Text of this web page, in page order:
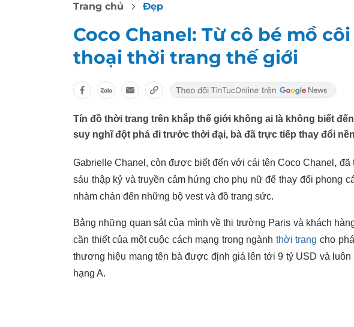
Trang chủ Đẹp
Coco Chanel: Từ cô bé mồ
thoại thời trang thế giới
Tín đồ thời trang trên khắp thế giới không ai là không biết
suy nghĩ đột phá đi trước thời đại, bà đã trực tiếp thay đổi
Gabrielle Chanel, còn được biết đến với cái tên Coco Chanel,
sáu thập kỷ và truyền cảm hứng cho phụ nữ để thay đổi phong
nhàm chán đến những bộ vest và đồ trang sức.
Bằng những quan sát của mình về thị trường Paris và khách
cần thiết của một cuộc cách mạng trong ngành thời trang cho
thương hiệu mang tên bà được định giá lên tới 9 tỷ USD và
hạng A.